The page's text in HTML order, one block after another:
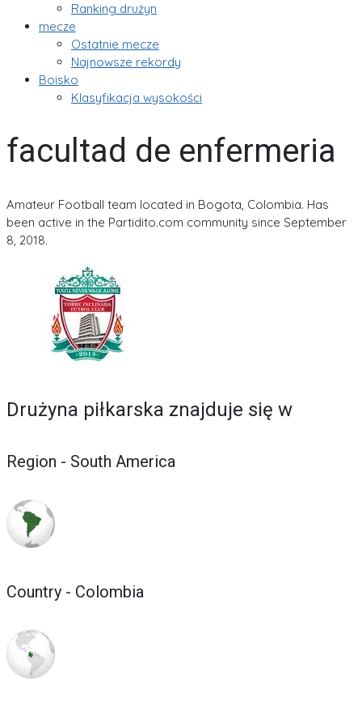
Ranking drużyn
mecze
Ostatnie mecze
Najnowsze rekordy
Boisko
Klasyfikacja wysokości
facultad de enfermeria
Amateur Football team located in Bogota, Colombia. Has
been active in the Partidito.com community since September
8, 2018.
Drużyna piłkarska znajduje się w
Region - South America
Country - Colombia